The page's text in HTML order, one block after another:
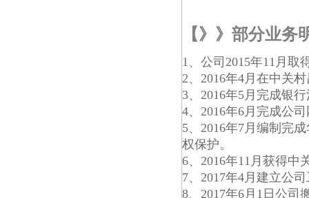
【》》部分业
1、公司2015年11月取
2、2016年4月在中关
3、2016年5月完成银
4、2016年6月完成公
5、2016年7月编制完
权保护。
6、2016年11月获得中
7、2017年4月建立公
8、2017年6月1日公司